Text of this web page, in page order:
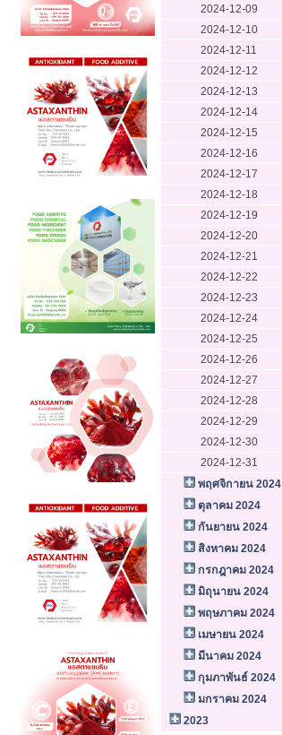
2024-12-09
2024-12-10
2024-12-11
2024-12-12
2024-12-13
2024-12-14
2024-12-15
2024-12-16
2024-12-17
2024-12-18
2024-12-19
2024-12-20
2024-12-21
2024-12-22
2024-12-23
2024-12-24
2024-12-25
2024-12-26
2024-12-27
2024-12-28
2024-12-29
2024-12-30
2024-12-31
พฤศจิกายน 2024
ตุลาคม 2024
กันยายน 2024
สิงหาคม 2024
กรกฎาคม 2024
มิถุนายน 2024
พฤษภาคม 2024
เมษายน 2024
มีนาคม 2024
กุมภาพันธ์ 2024
มกราคม 2024
2023